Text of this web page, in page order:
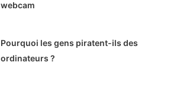
webcam
Pourquoi les gens piratent-ils des
ordinateurs ?